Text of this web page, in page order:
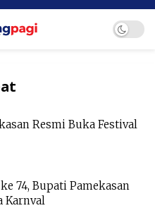
Resmi Buka Festival
74, Bupati Pamekasan
Karnval